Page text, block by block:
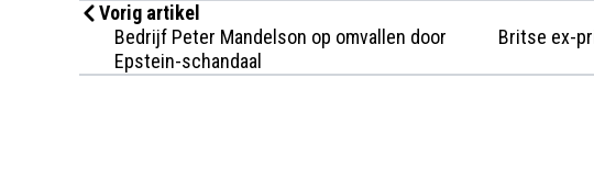
Vorig artikel
Bedrijf Peter Mandelson op omvallen door
Epstein-schandaal
Britse ex-